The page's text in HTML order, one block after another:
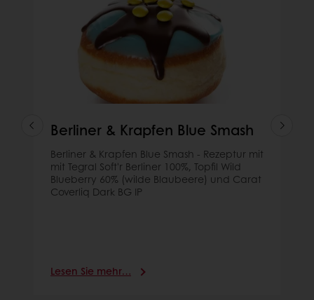
Berliner & Krapfen Blue Smash
Berliner & Krapfen Blue Smash - Rezeptur mit
mit Tegral Soft'r Berliner 100%, Topfil Wild
Blueberry 60% (wilde Blaubeere) und Carat
Coverliq Dark BG IP
Lesen Sie mehr…